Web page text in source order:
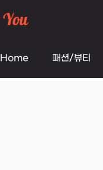
Home 패션/뷰티